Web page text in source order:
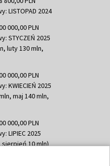
LISTOPAD 2024
000,00 PLN
STYCZEŃ 2025
luty 130 mln,
000,00 PLN
KWIECIEŃ 2025
maj 140 mln,
000,00 PLN
LIPIEC 2025
sierpień 10 mln)
PLN